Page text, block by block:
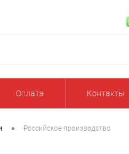
Оплата Контакты
• Российское производство